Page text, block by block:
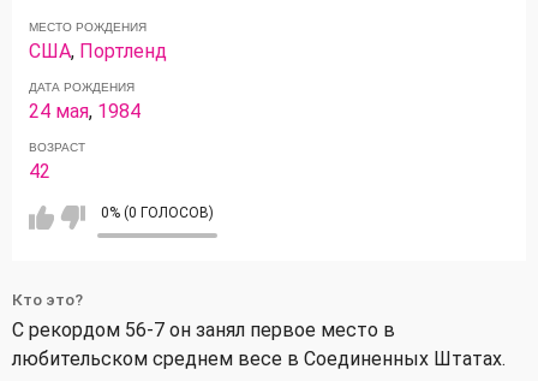
МЕСТО РОЖДЕНИЯ
США, Портленд
ДАТА РОЖДЕНИЯ
24 мая, 1984
ВОЗРАСТ
42
0% (0 ГОЛОСОВ)
Кто это?
С рекордом 56-7 он занял первое место в
любительском среднем весе в Соединенных Штатах.